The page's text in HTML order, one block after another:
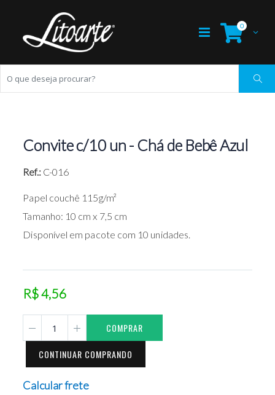
0
Convite c/10 un - Chá de Bebê Azul
Ref.: C-016
Papel couchê 115g/m²
Tamanho: 10 cm x 7,5 cm
Disponível em pacote com 10 unidades.
R$ 4,56
COMPRAR
CONTINUAR COMPRANDO
Calcular frete